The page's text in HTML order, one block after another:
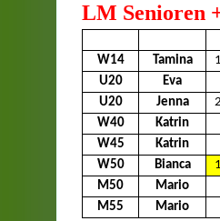
LM Senioren
W14
Tamina
U20
Eva
U20
Jenna
W40
Katrin
W45
Katrin
W50
Bianca
M50
Mario
M55
Mario